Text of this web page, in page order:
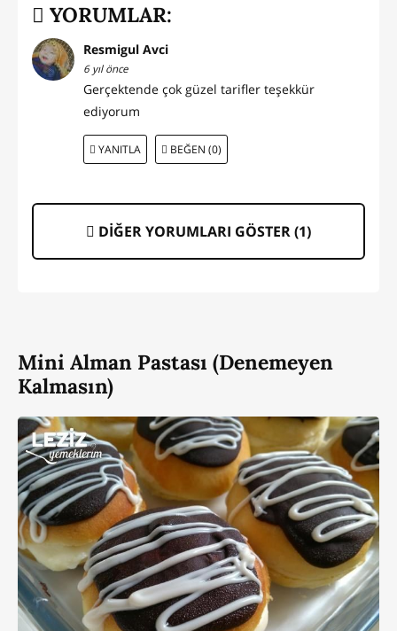
YORUMLAR:
Resmigul Avci
6 yıl önce
Gerçektende çok güzel tarifler teşekkür
ediyorum
YANITLA BEĞEN (0)
DİĞER YORUMLARI GÖSTER (1)
Mini Alman Pastası (Denemeyen
Kalmasın)